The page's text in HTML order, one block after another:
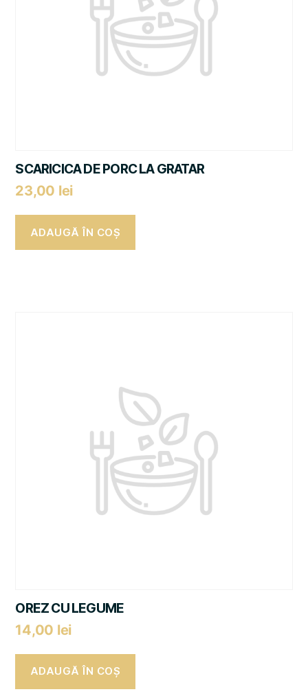
SCARICICA DE PORC LA GRATAR
23,00 lei
ADAUGĂ ÎN COȘ
OREZ CU LEGUME
14,00 lei
ADAUGĂ ÎN COȘ